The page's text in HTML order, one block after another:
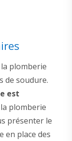
plomberie
de soudure.
est
plomberie
présenter le
en place des